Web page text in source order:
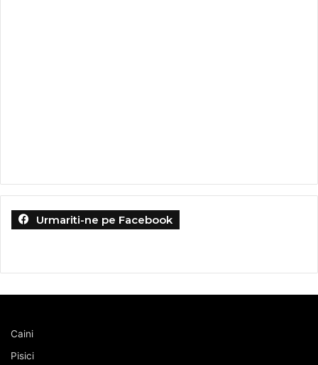
Urmariti-ne pe Facebook
Caini
Pisici